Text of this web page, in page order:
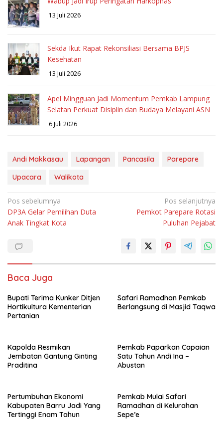
13 Juli 2026
Sekda Ikut Rapat Rekonsiliasi Bersama BPJS
Kesehatan
13 Juli 2026
Apel Mingguan Jadi Momentum Pemkab Lampung
Selatan Perkuat Disiplin dan Budaya Melayani ASN
6 Juli 2026
Andi Makkasau Lapangan Pancasila
Parepare
Upacara
Walikota
Navigasi
pos
Pos sebelumnya
DP3A Gelar Pemilihan Duta
Anak Tingkat Kota
Pos selanjutnya
Pemkot Parepare Rotasi
Puluhan Pejabat
Baca Juga
Bupati Terima Kunker Ditjen
Hortikultura Kementerian
Pertanian
Safari Ramadhan Pemkab
Berlangsung di Masjid Taqwa
Kapolda Resmikan
Jembatan Gantung Ginting
Praditina
Pemkab Paparkan Capaian
Satu Tahun Andi Ina –
Abustan
Pertumbuhan Ekonomi
Kabupaten Barru Jadi Yang
Tertinggi Enam Tahun
Pemkab Mulai Safari
Ramadhan di Kelurahan
Sepe’e